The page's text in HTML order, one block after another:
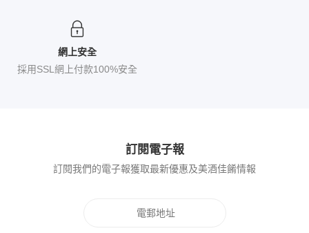
網上安全
採用SSL網上付款100%安全
訂閱電子報
訂閱我們的電子報獲取最新優惠及美酒佳餚情報